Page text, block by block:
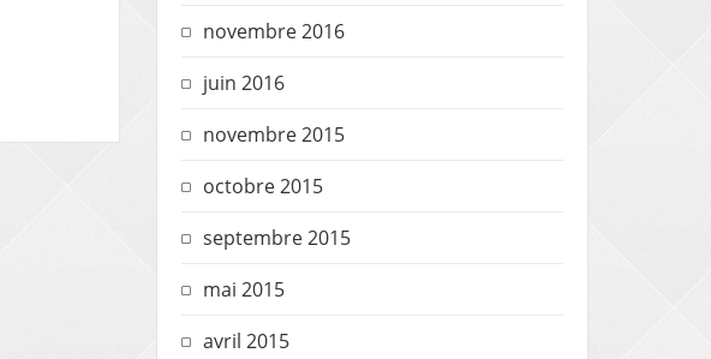
novembre 2016
juin 2016
novembre 2015
octobre 2015
septembre 2015
mai 2015
avril 2015